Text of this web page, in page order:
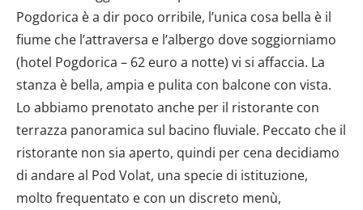
Pogdorica è a dir poco orribile, l’unica cosa bella è il
fiume che l’attraversa e l’albergo dove soggiorniamo
(hotel Pogdorica – 62 euro a notte) vi si affaccia. La
stanza è bella, ampia e pulita con balcone con vista.
Lo abbiamo prenotato anche per il ristorante con
terrazza panoramica sul bacino fluviale. Peccato che il
ristorante non sia aperto, quindi per cena decidiamo
di andare al Pod Volat, una specie di istituzione,
molto frequentato e con un discreto menù,